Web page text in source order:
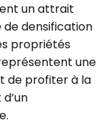
un attrait
densification
propriétés
une
de profiter à la